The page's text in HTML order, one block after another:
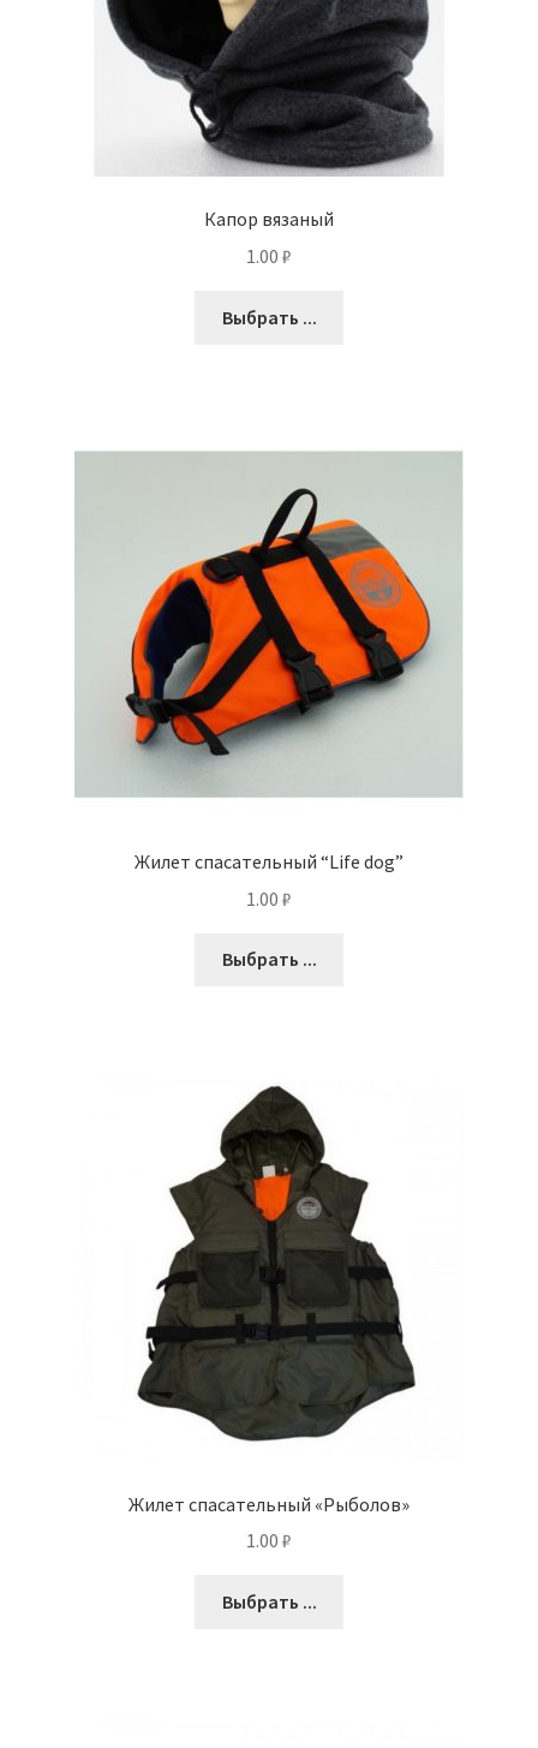
Капор вязаный
1.00 ₽
Выбрать ...
Жилет спасательный “Life dog”
1.00 ₽
Выбрать ...
Жилет спасательный «Рыболов»
1.00 ₽
Выбрать ...